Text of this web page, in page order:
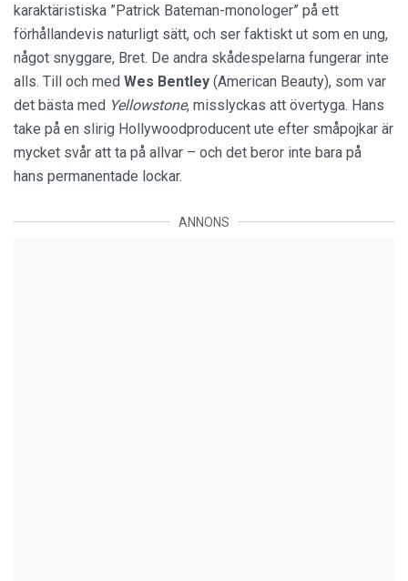
karaktäristiska ”Patrick Bateman-monologer” på ett
förhållandevis naturligt sätt, och ser faktiskt ut som en ung,
något snyggare, Bret. De andra skådespelarna fungerar inte
alls. Till och med Wes Bentley (American Beauty), som var
det bästa med Yellowstone, misslyckas att övertyga. Hans
take på en slirig Hollywoodproducent ute efter småpojkar är
mycket svår att ta på allvar – och det beror inte bara på
hans permanentade lockar.
ANNONS